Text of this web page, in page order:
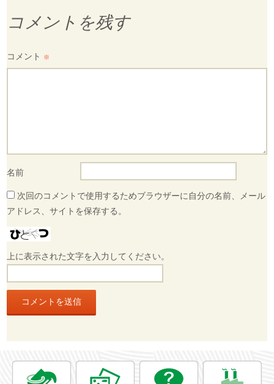
コメントを残す
コメント ※
名前
次回のコメントで使用するためブラウザーに自分の名前、メール
アドレス、サイトを保存する。
上に表示された文字を入力してください。